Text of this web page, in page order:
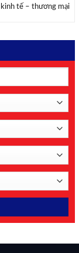
tế – thương mại